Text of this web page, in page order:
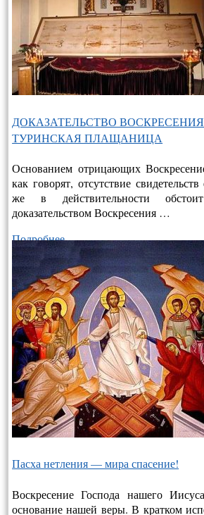
ДОКАЗАТЕЛЬСТВО
ТУРИНСКАЯ ПЛАЩАНИЦА
Основанием отрицающих
как говорят, отсутствие
же в действительно­сти
доказательством Воскресения …
Подробнее…
Пасха нетления — мира спасение!
Воскресение Господа нашего
основание нашей веры. В кратком